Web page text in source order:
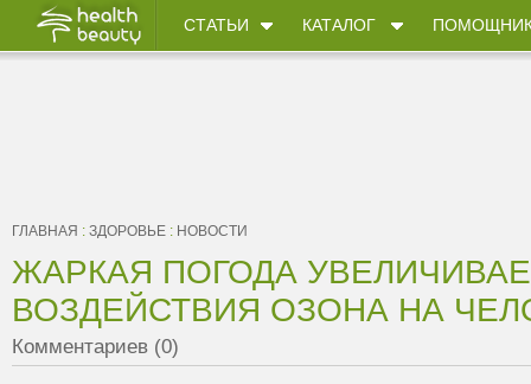
СТАТЬИ КАТАЛОГ
ГЛАВНАЯ : ЗДОРОВЬЕ : НОВОСТИ
ЖАРКАЯ ПОГОДА
ВОЗДЕЙСТВИЯ ОЗОНА НА
Комментариев (0)